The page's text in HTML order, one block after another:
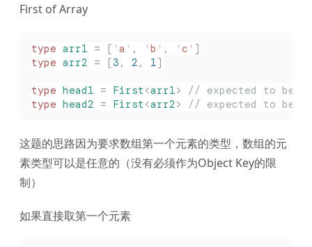
First of Array
type arr1 = [ ' a ' , ' b ' , ' c ' ]
type arr2 = [3 , 2 , 1]
type head1 = First <arr1> // expected to be
type head2 = First <arr2> // expected to be 3
这题的思路因为要求数组第一个元素的类型，数组的元
素类型可以是任意的（没有必须作为Object Key的限
制）
如果直接取第一个元素